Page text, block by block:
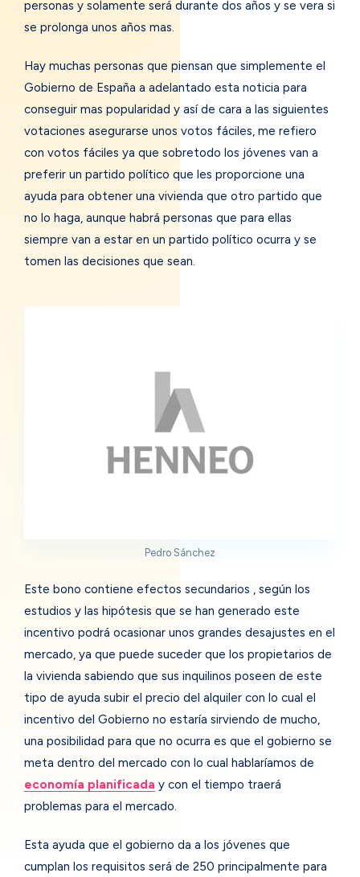
personas y solamente será durante dos años y se vera si
se prolonga unos años mas.
Hay muchas personas que piensan que simplemente el
Gobierno de España a adelantado esta noticia para
conseguir mas popularidad y así de cara a las siguientes
votaciones asegurarse unos votos fáciles, me refiero
con votos fáciles ya que sobretodo los jóvenes van a
preferir un partido político que les proporcione una
ayuda para obtener una vivienda que otro partido que
no lo haga, aunque habrá personas que para ellas
siempre van a estar en un partido político ocurra y se
tomen las decisiones que sean.
Pedro Sánchez
Este bono contiene efectos secundarios , según los
estudios y las hipótesis que se han generado este
incentivo podrá ocasionar unos grandes desajustes en el
mercado, ya que puede suceder que los propietarios de
la vivienda sabiendo que sus inquilinos poseen de este
tipo de ayuda subir el precio del alquiler con lo cual el
incentivo del Gobierno no estaría sirviendo de mucho,
una posibilidad para que no ocurra es que el gobierno se
meta dentro del mercado con lo cual hablaríamos de
economía planificada y con el tiempo traerá
problemas para el mercado.
Esta ayuda que el gobierno da a los jóvenes que
cumplan los requisitos será de 250 principalmente para